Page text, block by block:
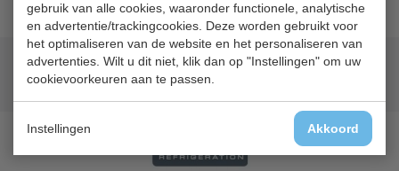
gebruik van alle cookies, waaronder functionele, analytische
en advertentie/trackingcookies. Deze worden gebruikt voor
het optimaliseren van de website en het personaliseren van
advertenties. Wilt u dit niet, klik dan op "Instellingen" om uw
cookievoorkeuren aan te passen.
Instellingen Akkoord
Geld terugprijsgarantie
Lage prijzen hoge service